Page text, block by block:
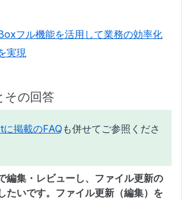
フル機能を活用して業務の効率化
実現
その回答
掲載のFAQ も併せてご参照くださ
編集・レビューし、ファイル更新の
たいです。ファイル更新（編集）を